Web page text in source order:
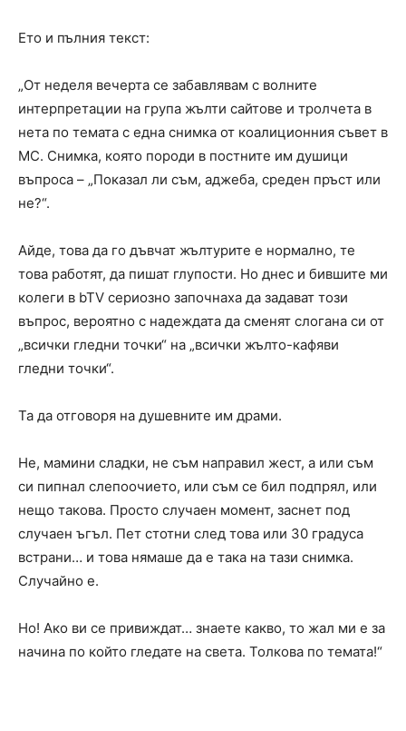
Ето и пълния текст:
„От неделя вечерта се забавлявам с волните
интерпретации на група жълти сайтове и тролчета в
нета по темата с една снимка от коалиционния съвет в
МС. Снимка, която породи в постните им душици
въпроса – „Показал ли съм, аджеба, среден пръст или
не?“.
Айде, това да го дъвчат жълтурите е нормално, те
това работят, да пишат глупости. Но днес и бившите ми
колеги в bTV сериозно започнаха да задават този
въпрос, вероятно с надеждата да сменят слогана си от
„всички гледни точки“ на „всички жълто-кафяви
гледни точки“.
Та да отговоря на душевните им драми.
Не, мамини сладки, не съм направил жест, а или съм
си пипнал слепоочието, или съм се бил подпрял, или
нещо такова. Просто случаен момент, заснет под
случаен ъгъл. Пет стотни след това или 30 градуса
встрани… и това нямаше да е така на тази снимка.
Случайно е.
Но! Ако ви се привиждат… знаете какво, то жал ми е за
начина по който гледате на света. Толкова по темата!“